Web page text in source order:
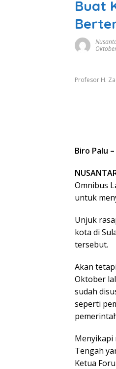
Buat
Profesor H.
Biro Palu
Omnibus
untuk
Unjuk
kota di
tersebut.
Akan
Oktober
sudah
seperti
Menyikapi
Tengah
Ketua